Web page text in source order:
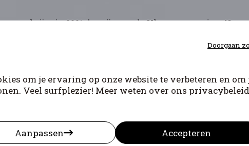
en krijgt in 2001 de prijs van de Vlaamse regering. Na
2002 een resolutie aan. Die veroordeelt zowel de
niet mogen gelijkgesteld worden. De resolutie
de wil om alle extremistische, racistische en
om je ervaring op onze website te verbeteren en
Veel surfplezier! Meer weten over ons
Aanpassen Accepteren
Doorgaan